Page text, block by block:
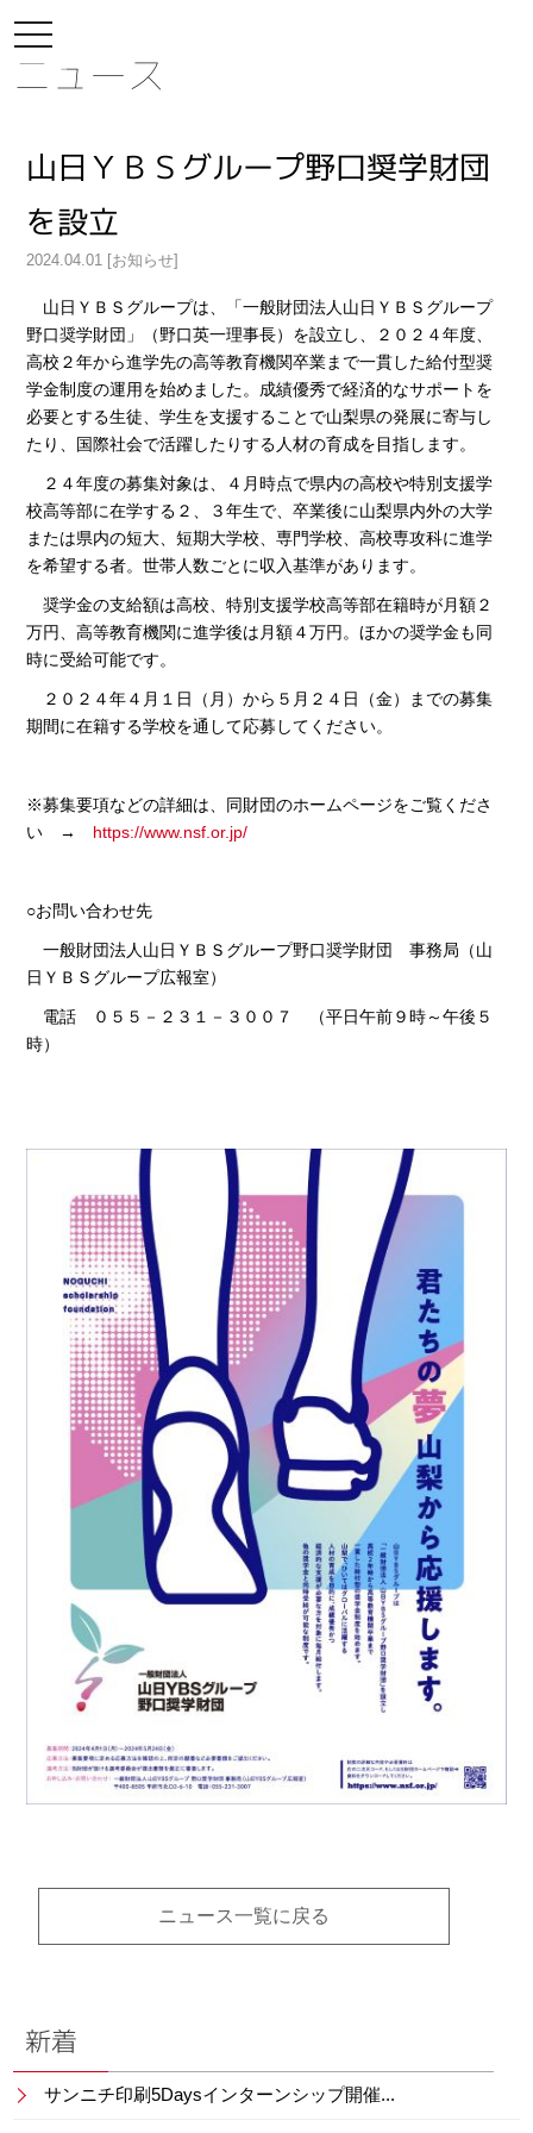
toggle
navigation
ニュース
山日ＹＢＳグループ野口奨学財団
を設立
2024.04.01 [お知らせ]
山日ＹＢＳグループは、「一般財団法人山日ＹＢＳグループ
野口奨学財団」（野口英一理事長）を設立し、２０２４年度、
高校２年から進学先の高等教育機関卒業まで一貫した給付型奨
学金制度の運用を始めました。成績優秀で経済的なサポートを
必要とする生徒、学生を支援することで山梨県の発展に寄与し
たり、国際社会で活躍したりする人材の育成を目指します。
２４年度の募集対象は、４月時点で県内の高校や特別支援学
校高等部に在学する２、３年生で、卒業後に山梨県内外の大学
または県内の短大、短期大学校、専門学校、高校専攻科に進学
を希望する者。世帯人数ごとに収入基準があります。
奨学金の支給額は高校、特別支援学校高等部在籍時が月額２
万円、高等教育機関に進学後は月額４万円。ほかの奨学金も同
時に受給可能です。
２０２４年４月１日（月）から５月２４日（金）までの募集
期間に在籍する学校を通して応募してください。
※募集要項などの詳細は、同財団のホームページをご覧くださ
い → https://www.nsf.or.jp/
○お問い合わせ先
一般財団法人山日ＹＢＳグループ野口奨学財団 事務局（山
日ＹＢＳグループ広報室）
電話 ０５５－２３１－３００７ （平日午前９時～午後５
時）
ニュース一覧に戻る
新着
サンニチ印刷5Daysインターンシップ開催...